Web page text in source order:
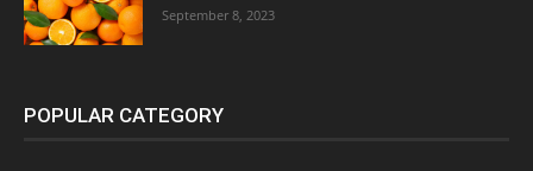
September 8, 2023
POPULAR CATEGORY